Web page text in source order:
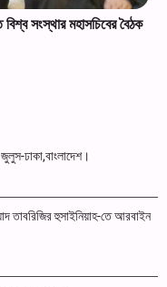
সংস্থার মহাসচিবের বৈঠক
ঢাকা,বাংলাদেশ।
তাবরিজির হুসাইনিয়াহ-তে আরবাইন